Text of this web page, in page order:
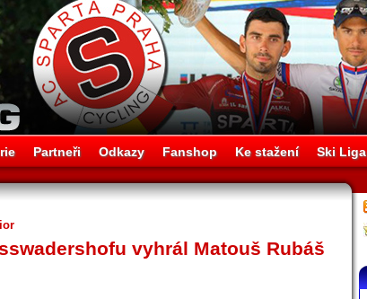
Partneři Odkazy Fanshop Ke stažení Ski Liga
vyhrál Matouš Rubáš